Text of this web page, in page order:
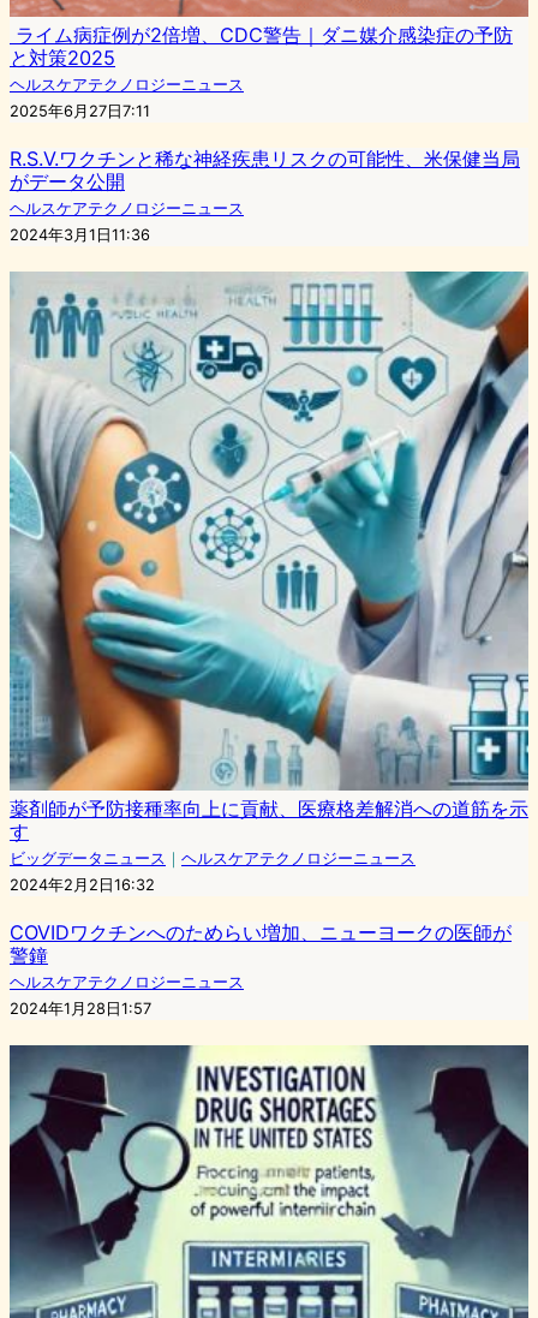
ライム病症例が2倍増、CDC警告｜ダニ媒介感染症の予防
と対策2025
ヘルスケアテクノロジーニュース
2025年6月27日7:11
R.S.V.ワクチンと稀な神経疾患リスクの可能性、米保健当局
がデータ公開
ヘルスケアテクノロジーニュース
2024年3月1日11:36
薬剤師が予防接種率向上に貢献、医療格差解消への道筋を示
す
ビッグデータニュース ｜ ヘルスケアテクノロジーニュース
2024年2月2日16:32
COVIDワクチンへのためらい増加、ニューヨークの医師が
警鐘
ヘルスケアテクノロジーニュース
2024年1月28日1:57